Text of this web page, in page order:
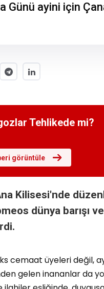
Günü ayini için
Tehlikede mi?
görüntüle
Kilisesi'nde
dünya barışı
cemaat üyeleri değil,
gelen inananlar da